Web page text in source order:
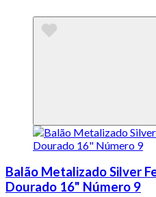
Balão Metalizado Silver
Dourado 16" Número 9